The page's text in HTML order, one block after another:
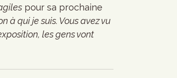
pour sa prochaine
à qui je suis. Vous avez vu
les gens vont